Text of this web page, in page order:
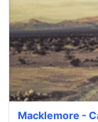
Macklemore -